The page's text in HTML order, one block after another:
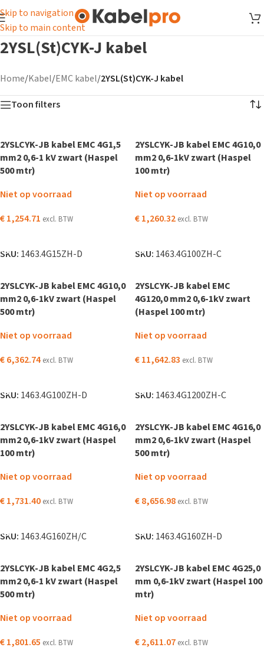
Skip to navigation
Skip to main content
2YSL(St)CYK-J kabel
Home/Kabel/EMC kabel/2YSL(St)CYK-J kabel
Toon filters
2YSLCYK-JB kabel EMC 4G1,5
mm2 0,6-1 kV zwart (Haspel
500 mtr)
Niet op voorraad
€1,254.71 excl. BTW
SKU: 1463.4G15ZH-D
2YSLCYK-JB kabel EMC 4G10,0
mm2 0,6-1kV zwart (Haspel
100 mtr)
Niet op voorraad
€1,260.32 excl. BTW
SKU: 1463.4G100ZH-C
2YSLCYK-JB kabel EMC 4G10,0
mm2 0,6-1kV zwart (Haspel
500 mtr)
Niet op voorraad
€6,362.74 excl. BTW
SKU: 1463.4G100ZH-D
2YSLCYK-JB kabel EMC
4G120,0 mm2 0,6-1kV zwart
(Haspel 100 mtr)
Niet op voorraad
€11,642.83 excl. BTW
SKU: 1463.4G1200ZH-C
2YSLCYK-JB kabel EMC 4G16,0
mm2 0,6-1kV zwart (Haspel
100 mtr)
Niet op voorraad
€1,731.40 excl. BTW
SKU: 1463.4G160ZH/C
2YSLCYK-JB kabel EMC 4G16,0
mm2 0,6-1kV zwart (Haspel
500 mtr)
Niet op voorraad
€8,656.98 excl. BTW
SKU: 1463.4G160ZH-D
2YSLCYK-JB kabel EMC 4G2,5
mm2 0,6-1 kV zwart (Haspel
500 mtr)
Niet op voorraad
€1,801.65 excl. BTW
2YSLCYK-JB kabel EMC 4G25,0
mm 0,6-1kV zwart (Haspel 100
mtr)
Niet op voorraad
€2,611.07 excl. BTW